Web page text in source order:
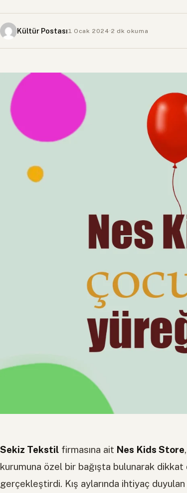
Kültür Postası1 Ocak 2024·2 dk okuma
Sekiz Tekstil firmasına ait Nes Kids Store
kurumuna özel bir bağışta bulunarak
gerçekleştirdi. Kış aylarında ihtiyaç